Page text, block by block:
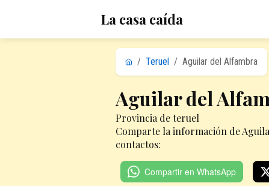
La casa caída
/ Teruel / Aguilar del Alfambra
Aguilar del
Provincia de teruel
Comparte la información de
contactos:
Compartir en WhatsApp